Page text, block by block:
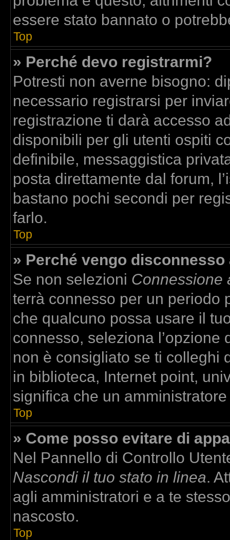
essere stato bannato o
Top
» Perché devo registrarmi?
Potresti non averne bisogno:
necessario registrarsi per
registrazione ti darà accesso
disponibili per gli utenti ospiti
definibile, messaggistica
posta direttamente dal forum,
bastano pochi secondi per
farlo.
Top
» Perché vengo
Se non selezioni Connessione
terrà connesso per un periodo
che qualcuno possa usare il
connesso, seleziona
non è consigliato se ti colleghi
in biblioteca, Internet point,
significa che un
Top
» Come posso evitare di
Nel Pannello di Controllo
Nascondi il tuo stato in linea.
agli amministratori e a te
nascosto.
Top